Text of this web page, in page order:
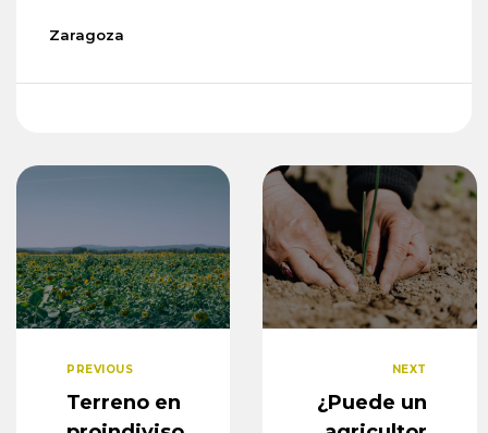
Zaragoza
PREVIOUS
Terreno en
NEXT
¿Puede un